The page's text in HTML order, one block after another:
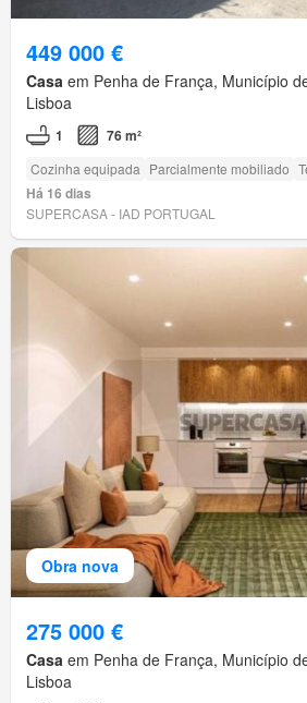
449 000 €
Casa em Penha de França, Município
Lisboa
1 76 m²
Cozinha equipada Parcialmente mobiliado
Há 16 dias
SUPERCASA - IAD PORTUGAL
Obra nova
275 000 €
Casa em Penha de França, Município
Lisboa